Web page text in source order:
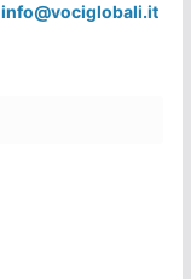
info@vociglobali.it